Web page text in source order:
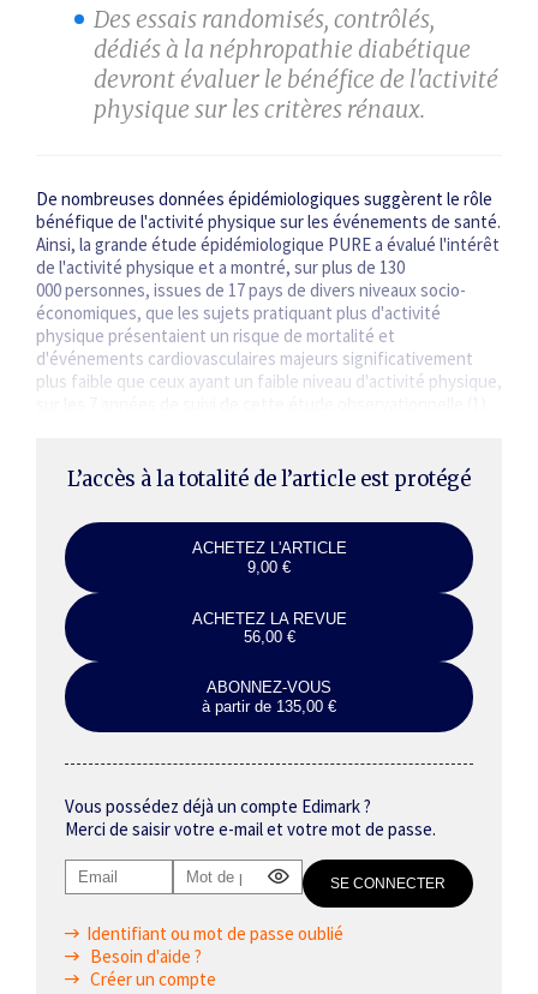
Des essais randomisés, contrôlés,
dédiés à la néphropathie diabétique
devront évaluer le bénéfice de l'activité
physique sur les critères rénaux.
De nombreuses données épidémiologiques suggèrent le rôle
bénéfique de l'activité physique sur les événements de santé.
Ainsi, la grande étude épidémiologique PURE a évalué l'intérêt
de l'activité physique et a montré, sur plus de 130
000 personnes, issues de 17 pays de divers niveaux socio­
économiques, que les sujets pratiquant plus d'activité
physique présentaient un risque de mortalité et
d'événements cardiovasculaires majeurs significativement
plus faible que ceux ayant un faible niveau d'activité physique,
L’accès à la totalité de l’article est protégé
ACHETEZ L'ARTICLE
9,00 €
ACHETEZ LA REVUE
56,00 €
ABONNEZ-VOUS
à partir de 135,00 €
Vous possédez déjà un compte Edimark ?
Merci de saisir votre e-mail et votre mot de passe.
Identifiant ou mot de passe oublié
Besoin d'aide ?
Créer un compte